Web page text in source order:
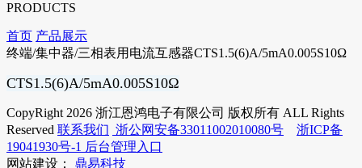
PRODUCTS
首页 产品展示
终端/集中器/三相表用电流互感器CTS1.5(6)A/5mA0.005S10Ω
CTS1.5(6)A/5mA0.005S10Ω
CopyRight 2026 浙江恩鸿电子有限公司 版权所有 ALL Rights
Reserved 联系我们 浙公网安备33011002010080号
浙ICP备
19041930号-1 后台管理入口
网站建设：
鼎易科技